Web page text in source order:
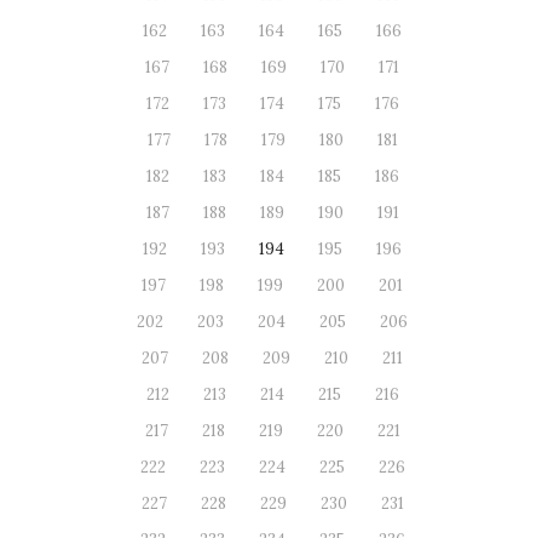
162
163 164 165
166
167
168 169 170
171
172
173 174 175
176
177
178 179 180
181
182
183 184 185
186
187
188 189 190
191
192
193 194 195
196
197
198 199 200
201
202
203 204 205
206
207
208 209 210
211
212
213 214 215
216
217
218 219 220
221
222
223 224 225
226
227
228 229 230
231